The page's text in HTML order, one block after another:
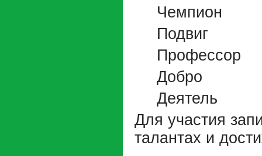
Чемпион
Подвиг
Профессор
Добро
Деятель
Для участия
талантах и